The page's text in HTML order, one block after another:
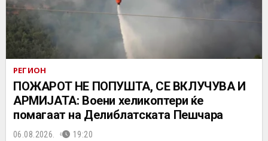
РЕГИОН
ПОЖАРОТ НЕ ПОПУШТА, СЕ ВКЛУЧУВА И
АРМИЈАТА: Воени хеликоптери ќе
помагаат на Делиблатската Пешчара
06.08.2026. 19:20